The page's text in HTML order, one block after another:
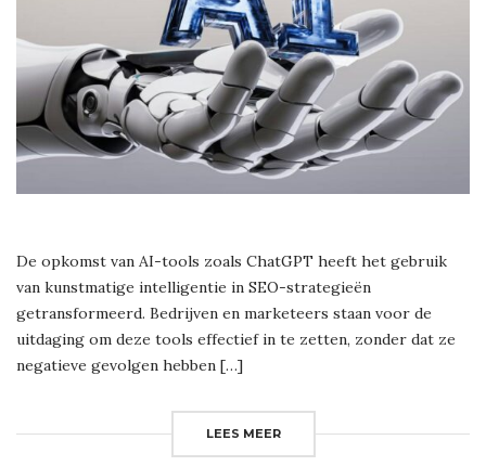
De opkomst van AI-tools zoals ChatGPT heeft het gebruik
van kunstmatige intelligentie in SEO-strategieën
getransformeerd. Bedrijven en marketeers staan voor de
uitdaging om deze tools effectief in te zetten, zonder dat ze
negatieve gevolgen hebben […]
LEES MEER